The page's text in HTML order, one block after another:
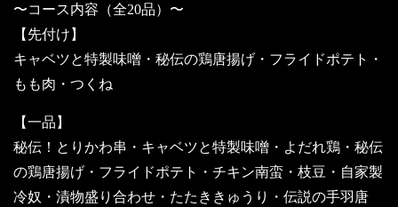
〜コース内容（全20品）〜
【先付け】
キャベツと特製味噌・秘伝の鶏唐揚げ・フライドポテト・
もも肉・つくね
【一品】
秘伝！とりかわ串・キャベツと特製味噌・よだれ鶏・秘伝
の鶏唐揚げ・フライドポテト・チキン南蛮・枝豆・自家製
冷奴・漬物盛り合わせ・たたききゅうり・伝説の手羽唐